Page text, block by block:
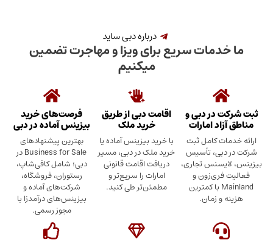
درباره دبی ساید
سریع برای ویزا و مهاجرت تضمین
در دبی و
امارات
کامل ثبت
تأسیس
تجاری،
و
Mainland با کمترین
اقامت دبی از طریق
خرید ملک
با خرید بیزینس آماده یا
خرید ملک در دبی، مسیر
دریافت اقامت قانونی
امارات را سریع‌تر و
مطمئن‌تر طی کنید.
فرصت‌های خرید
بیزینس آماده در دبی
بهترین پیشنهادهای
Business for Sale در
دبی؛ شامل کافی‌شاپ،
رستوران، فروشگاه،
شرکت‌های آماده و
بیزینس‌های درآمدزا با